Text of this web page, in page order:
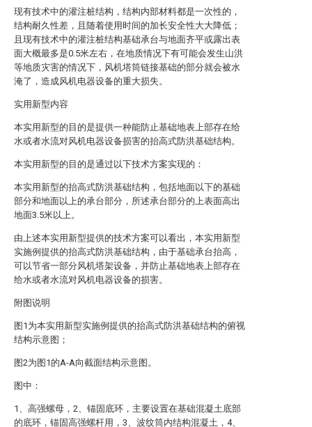
现有技术中的灌注桩结构，结构内部材料都是一次性的，
结构耐久性差，且随着使用时间的加长安全性大大降低；
且现有技术中的灌注桩结构基础承台与地面齐平或露出表
面大概最多是0.5米左右，在地质情况下有可能会发生山洪
等地质灾害的情况下，风机塔筒链接基础的部分就会被水
淹了，造成风机电器设备的重大损失。
实用新型内容
本实用新型的目的是提供一种能防止基础地表上部存在给
水或者水流对风机电器设备损害的抬高式防洪基础结构。
本实用新型的目的是通过以下技术方案实现的：
本实用新型的抬高式防洪基础结构，包括地面以下的基础
部分和地面以上的承台部分，所述承台部分的上表面高出
地面3.5米以上。
由上述本实用新型提供的技术方案可以看出，本实用新型
实施例提供的抬高式防洪基础结构，由于基础承台抬高，
可以节省一部分风机塔架设备，并防止基础地表上部存在
给水或者水流对风机电器设备的损害。
附图说明
图1为本实用新型实施例提供的抬高式防洪基础结构的俯视
结构示意图；
图2为图1的A-A向截面结构示意图。
图中：
1、高强螺母，2、锚固底环，主要设置在基础混凝土底部
的底环，锚固高强螺杆用，3、波纹筒内结构混凝土，4、